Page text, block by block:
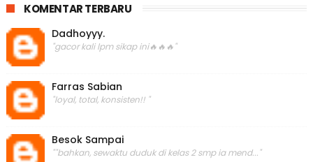
KOMENTAR TERBARU
Dadhoyyy.
"gacor kali lpm sikap ini🔥🔥🔥"
Farras Sabian
"loyal, total, konsisten!! "
Besok Sampai
""bahkan, sewaktu duduk di kelas 2 smp ia mend..."